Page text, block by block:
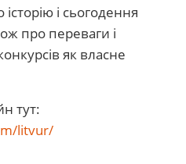
і сьогодення
про переваги і
як власне
тут:
litvur/